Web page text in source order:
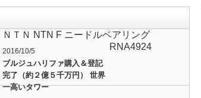
ＮＴＮ NTN F ニードルベアリング
RNA4924
2016/10/5
ブルジュハリファ購入＆登記
完了（約２億５千万円） 世界
一高いタワー